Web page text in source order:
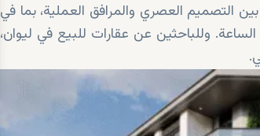
التصميم العصري والمرافق العملية، بما في
وللباحثين عن عقارات للبيع في ليوان،